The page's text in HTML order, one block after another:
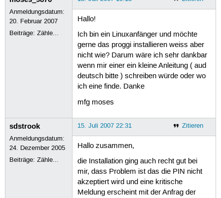
Anmeldungsdatum:
20. Februar 2007
Beiträge:Zähle...
Hallo!
Ich bin ein Linuxanfänger und möchte
gerne das proggi installieren weiss aber
nicht wie? Darum wäre ich sehr dankbar
wenn mir einer ein kleine Anleitung ( aud
deutsch bitte ) schreiben würde oder wo
ich eine finde. Danke
mfg moses
sdstrook
Anmeldungsdatum:
24. Dezember 2005
Beiträge:Zähle...
Zitieren
15. Juli 2007 22:31
Hallo zusammen,
die Installation ging auch recht gut bei
mir, dass Problem ist das die PIN nicht
akzeptiert wird und eine kritische
Meldung erscheint mit der Anfrag der